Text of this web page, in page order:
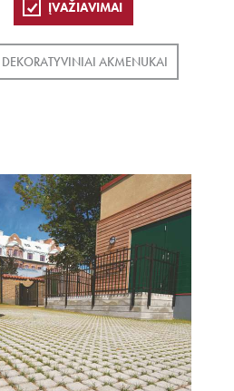
ĮVAŽIAVIMAI
DEKORATYVINIAI AKMENUKAI